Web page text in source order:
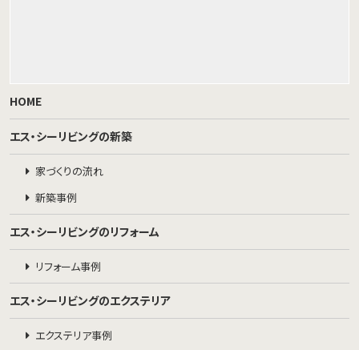
HOME
エス・シーリビングの新築
家づくりの流れ
新築事例
エス・シーリビングのリフォーム
リフォーム事例
エス・シーリビングのエクステリア
エクステリア事例